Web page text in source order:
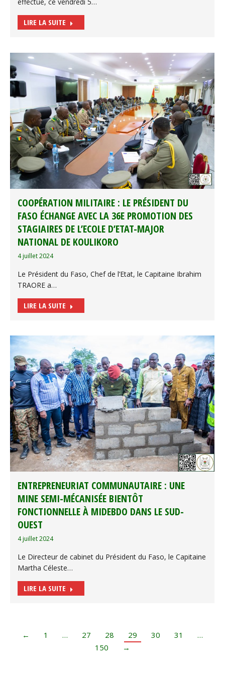
effectue, ce vendredi 5…
LIRE LA SUITE
COOPÉRATION MILITAIRE : LE PRÉSIDENT DU
FASO ÉCHANGE AVEC LA 36E PROMOTION DES
STAGIAIRES DE L’ECOLE D’ETAT-MAJOR
NATIONAL DE KOULIKORO
4 juillet 2024
Le Président du Faso, Chef de l’Etat, le Capitaine Ibrahim
TRAORE a…
LIRE LA SUITE
ENTREPRENEURIAT COMMUNAUTAIRE : UNE
MINE SEMI-MÉCANISÉE BIENTÔT
FONCTIONNELLE À MIDEBDO DANS LE SUD-
OUEST
4 juillet 2024
Le Directeur de cabinet du Président du Faso, le Capitaine
Martha Céleste…
LIRE LA SUITE
← 1 … 27 28 29 30 31
…
150
→